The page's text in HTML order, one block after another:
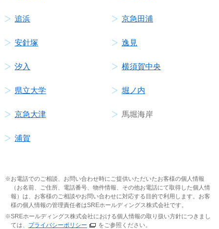
追浜 京急田浦
安針塚 逸見
汐入 横須賀中央
県立大学 堀ノ内
京急大津 馬堀海岸
浦賀
お電話でのご相談、お問い合わせ時にご提供いただいたお客様の個人情報
（お名前、ご住所、電話番号、物件情報、その他お電話にて取得した個人情
報）は、お客様のご相談やお問い合わせに対応する目的で利用します。お客
様の個人情報の管理責任者はSREホールディングス株式会社です。
SREホールディングス株式会社における個人情報の取り扱い方針につきまし
ては、 プライバシーポリシー をご参照ください。